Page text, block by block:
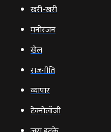
खरी-खरी
मनोरंजन
खेल
राजनीति
व्‍यापार
टेक्‍नोलॉजी